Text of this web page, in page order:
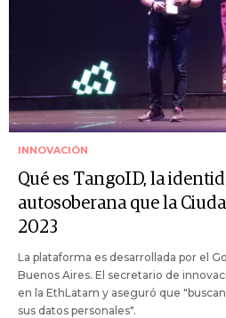
INNOVACIÓN
Qué es TangoID, la
autosoberana que la
2023
La plataforma es desarrollada por el
Buenos Aires. El secretario de
en la EthLatam y aseguró que
sus datos personales".